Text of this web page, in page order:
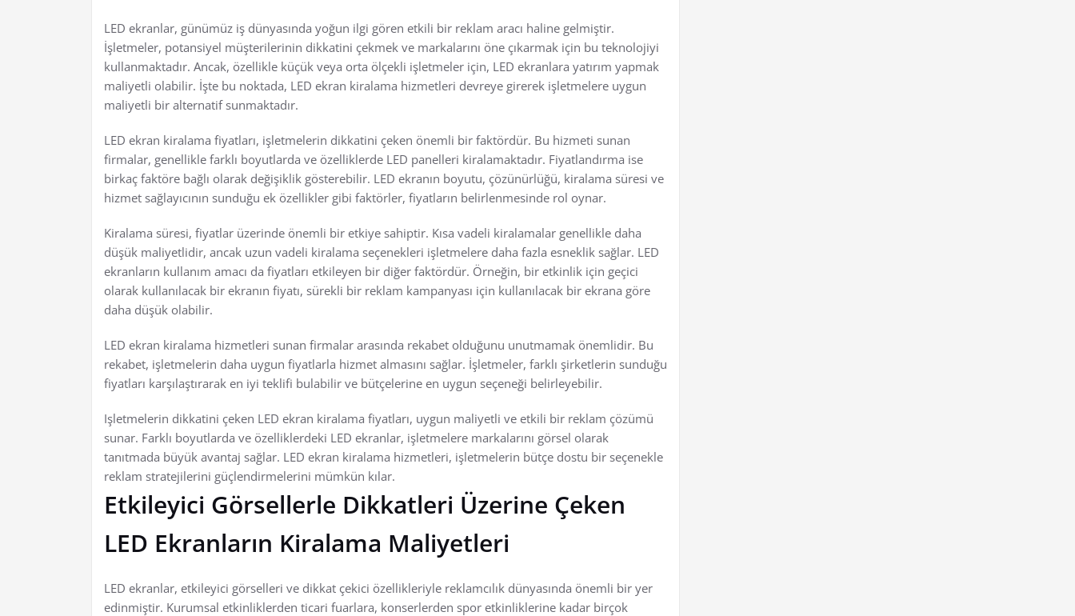
LED ekranlar, günümüz iş dünyasında yoğun ilgi gören etkili bir reklam aracı haline gelmiştir.
İşletmeler, potansiyel müşterilerinin dikkatini çekmek ve markalarını öne çıkarmak için bu teknolojiyi
kullanmaktadır. Ancak, özellikle küçük veya orta ölçekli işletmeler için, LED ekranlara yatırım yapmak
maliyetli olabilir. İşte bu noktada, LED ekran kiralama hizmetleri devreye girerek işletmelere uygun
maliyetli bir alternatif sunmaktadır.
LED ekran kiralama fiyatları, işletmelerin dikkatini çeken önemli bir faktördür. Bu hizmeti sunan
firmalar, genellikle farklı boyutlarda ve özelliklerde LED panelleri kiralamaktadır. Fiyatlandırma ise
birkaç faktöre bağlı olarak değişiklik gösterebilir. LED ekranın boyutu, çözünürlüğü, kiralama süresi ve
hizmet sağlayıcının sunduğu ek özellikler gibi faktörler, fiyatların belirlenmesinde rol oynar.
Kiralama süresi, fiyatlar üzerinde önemli bir etkiye sahiptir. Kısa vadeli kiralamalar genellikle daha
düşük maliyetlidir, ancak uzun vadeli kiralama seçenekleri işletmelere daha fazla esneklik sağlar. LED
ekranların kullanım amacı da fiyatları etkileyen bir diğer faktördür. Örneğin, bir etkinlik için geçici
olarak kullanılacak bir ekranın fiyatı, sürekli bir reklam kampanyası için kullanılacak bir ekrana göre
daha düşük olabilir.
LED ekran kiralama hizmetleri sunan firmalar arasında rekabet olduğunu unutmamak önemlidir. Bu
rekabet, işletmelerin daha uygun fiyatlarla hizmet almasını sağlar. İşletmeler, farklı şirketlerin sunduğu
fiyatları karşılaştırarak en iyi teklifi bulabilir ve bütçelerine en uygun seçeneği belirleyebilir.
Işletmelerin dikkatini çeken LED ekran kiralama fiyatları, uygun maliyetli ve etkili bir reklam çözümü
sunar. Farklı boyutlarda ve özelliklerdeki LED ekranlar, işletmelere markalarını görsel olarak
tanıtmada büyük avantaj sağlar. LED ekran kiralama hizmetleri, işletmelerin bütçe dostu bir seçenekle
reklam stratejilerini güçlendirmelerini mümkün kılar.
Etkileyici Görsellerle Dikkatleri Üzerine Çeken
LED Ekranların Kiralama Maliyetleri
LED ekranlar, etkileyici görselleri ve dikkat çekici özellikleriyle reklamcılık dünyasında önemli bir yer
edinmiştir. Kurumsal etkinliklerden ticari fuarlara, konserlerden spor etkinliklerine kadar birçok